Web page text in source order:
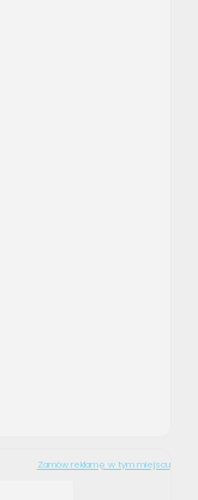
Zamów reklamę w tym miejscu